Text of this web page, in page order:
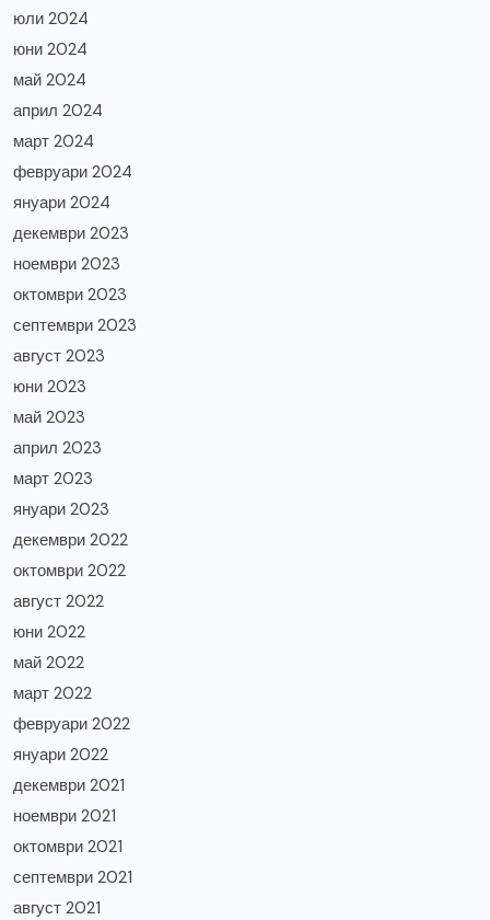
юли 2024
юни 2024
май 2024
април 2024
март 2024
февруари 2024
януари 2024
декември 2023
ноември 2023
октомври 2023
септември 2023
август 2023
юни 2023
май 2023
април 2023
март 2023
януари 2023
декември 2022
октомври 2022
август 2022
юни 2022
май 2022
март 2022
февруари 2022
януари 2022
декември 2021
ноември 2021
октомври 2021
септември 2021
август 2021